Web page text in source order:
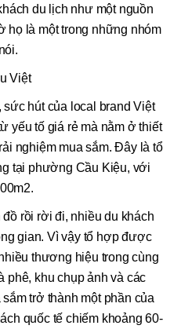
du lịch như một nguồn
họ là một trong những nhóm
Việt
sức hút của local brand Việt
yếu tố giá rẻ mà nằm ở thiết
nghiệm mua sắm. Đây là tổ
tại phường Cầu Kiệu, với
rồi rời đi, nhiều du khách
gian. Vì vậy tổ hợp được
thương hiệu trong cùng
phê, khu chụp ảnh và các
trở thành một phần của
quốc tế chiếm khoảng 60-